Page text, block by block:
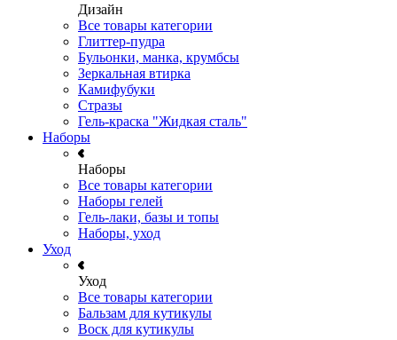
Дизайн
Все товары категории
Глиттер-пудра
Бульонки, манка, крумбсы
Зеркальная втирка
Камифубуки
Стразы
Гель-краска "Жидкая сталь"
Наборы
Наборы
Все товары категории
Наборы гелей
Гель-лаки, базы и топы
Наборы, уход
Уход
Уход
Все товары категории
Бальзам для кутикулы
Воск для кутикулы